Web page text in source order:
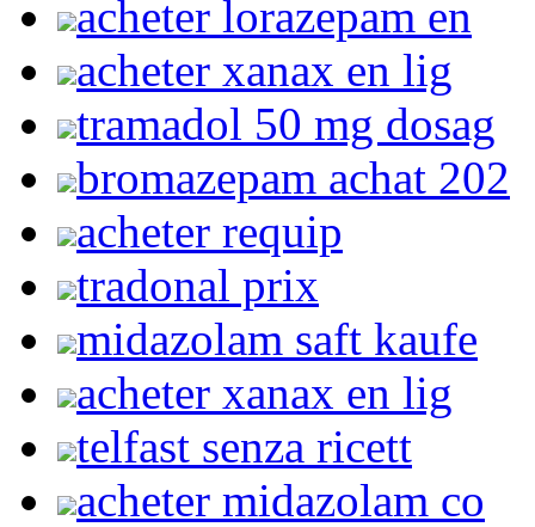
acheter lorazepam en
acheter xanax en lig
tramadol 50 mg dosag
bromazepam achat 202
acheter requip
tradonal prix
midazolam saft kaufe
acheter xanax en lig
telfast senza ricett
acheter midazolam co